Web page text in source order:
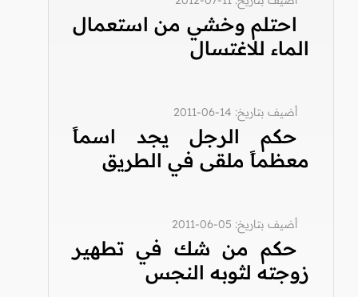
احتلم وخشي من استعمال
الماء للاغتسال
أضيف بتاريخ: 14-06-2011
حكم الرجل يجد اسماً
معظماً ملقى في الطريق
أضيف بتاريخ: 05-06-2011
حكم من شك في تطهير
زوجته لثوبه النجس